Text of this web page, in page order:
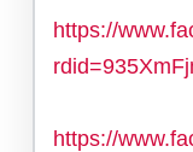
https://
https://